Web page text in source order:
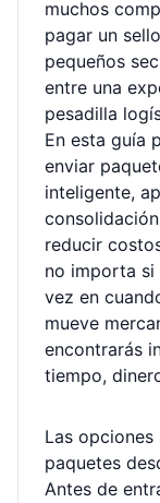
muchos
pagar un
pequeños
entre una
pesadilla
En esta guía
enviar
inteligente,
reducir
no importa si
vez en
mueve
encontrarás
tiempo,
Las opciones
paquetes
Antes de